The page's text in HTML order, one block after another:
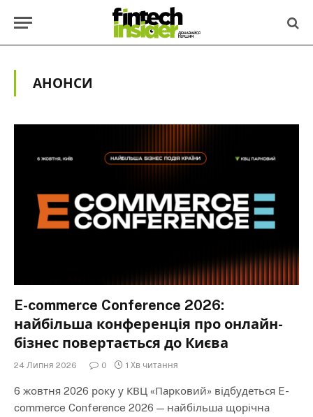
АНОНСИ
E-commerce Conference 2026:
найбільша конференція про онлайн-
бізнес повертається до Києва
24 Липня 2026 0 1 Хв читання
6 жовтня 2026 року у КВЦ «Парковий» відбудеться E-
commerce Conference 2026 — найбільша щорічна